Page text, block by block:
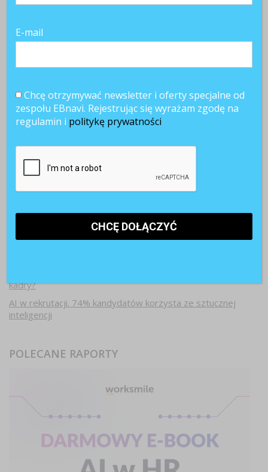
Najnowsze artykuły
Paraliż decyzyjny w firmach. Dlaczego ostrożność hamuje
kadry?
AI w rekrutacji. 74% kandydatów korzysta ze sztucznej
inteligencji
POLECANE RAPORTY
E-mail
Chcę otrzymywać newsletter i oferty specjalne od
zespołu EBnavi. Rejestrując się wyrażam zgodę na
regulamin i politykę prywatności